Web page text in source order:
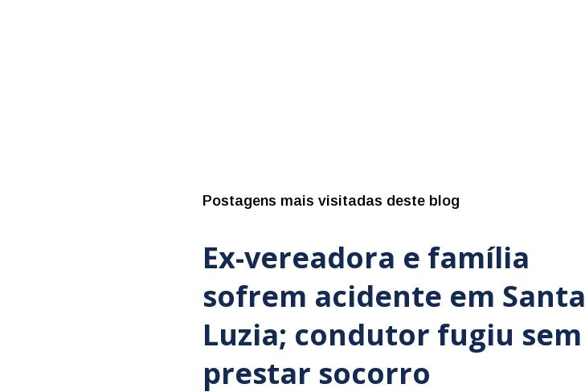
Postagens mais visitadas deste blog
Ex-vereadora e família
sofrem acidente em Santa
Luzia; condutor fugiu sem
prestar socorro